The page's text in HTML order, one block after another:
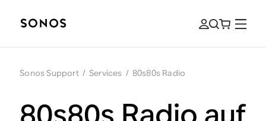
Sonos Support / Services / 80s80s Radio